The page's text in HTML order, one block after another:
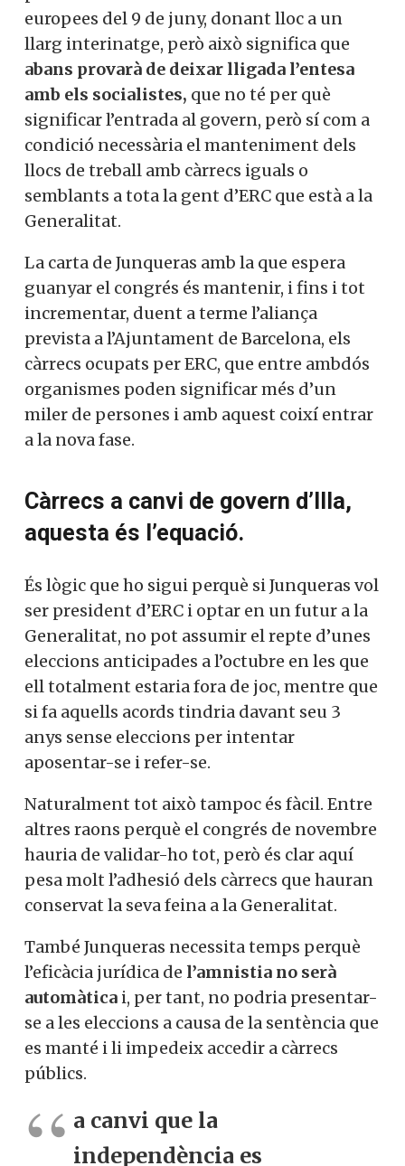
europees del 9 de juny, donant lloc a un
llarg interinatge, però això significa que
abans provarà de deixar lligada l’entesa
amb els socialistes, que no té per què
significar l’entrada al govern, però sí com a
condició necessària el manteniment dels
llocs de treball amb càrrecs iguals o
semblants a tota la gent d’ERC que està a la
Generalitat.
La carta de Junqueras amb la que espera
guanyar el congrés és mantenir, i fins i tot
incrementar, duent a terme l’aliança
prevista a l’Ajuntament de Barcelona, els
càrrecs ocupats per ERC, que entre ambdós
organismes poden significar més d’un
miler de persones i amb aquest coixí entrar
a la nova fase.
Càrrecs a canvi de govern d’Illa,
aquesta és l’equació.
És lògic que ho sigui perquè si Junqueras vol
ser president d’ERC i optar en un futur a la
Generalitat, no pot assumir el repte d’unes
eleccions anticipades a l’octubre en les que
ell totalment estaria fora de joc, mentre que
si fa aquells acords tindria davant seu 3
anys sense eleccions per intentar
aposentar-se i refer-se.
Naturalment tot això tampoc és fàcil. Entre
altres raons perquè el congrés de novembre
hauria de validar-ho tot, però és clar aquí
pesa molt l’adhesió dels càrrecs que hauran
conservat la seva feina a la Generalitat.
També Junqueras necessita temps perquè
l’eficàcia jurídica de l’amnistia no serà
automàtica i, per tant, no podria presentar-
se a les eleccions a causa de la sentència que
es manté i li impedeix accedir a càrrecs
públics.
a canvi que la
independència es